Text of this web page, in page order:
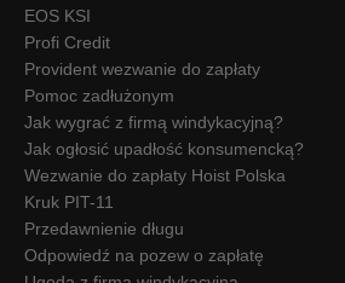
EOS KSI
Profi Credit
Provident wezwanie do zapłaty
Pomoc zadłużonym
Jak wygrać z firmą windykacyjną?
Jak ogłosić upadłość konsumencką?
Wezwanie do zapłaty Hoist Polska
Kruk PIT-11
Przedawnienie długu
Odpowiedź na pozew o zapłatę